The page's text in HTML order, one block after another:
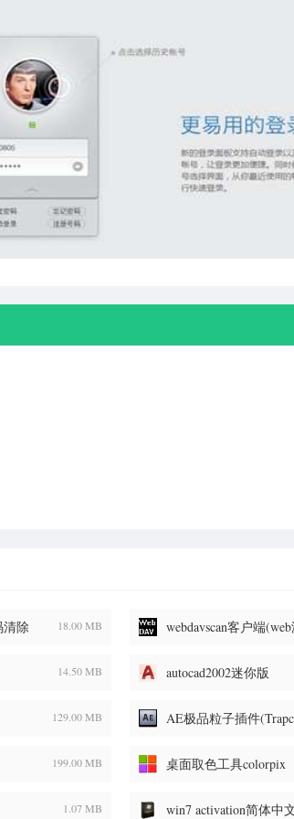
清除
18.00 MB webdavscan客户端
14.50 MB autocad2002迷你版
129.00 MB AE极品粒子插件
199.00 MB 桌面取色工具colorpix
1.07 MB win7 activation简体中